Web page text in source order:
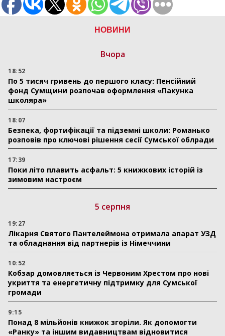
НОВИНИ
Вчора
18:52
По 5 тисяч гривень до першого класу: Пенсійний
фонд Сумщини розпочав оформлення «Пакунка
школяра»
18:07
Безпека, фортифікації та підземні школи: Романько
розповів про ключові рішення сесії Сумської облради
17:39
Поки літо плавить асфальт: 5 книжкових історій із
зимовим настроєм
5 серпня
19:27
Лікарня Святого Пантелеймона отримала апарат УЗД
та обладнання від партнерів із Німеччини
10:52
Кобзар домовляється із Червоним Хрестом про нові
укриття та енергетичну підтримку для Сумської
громади
9:15
Понад 8 мільйонів книжок згоріли. Як допомогти
«Ранку» та іншим видавництвам відновитися